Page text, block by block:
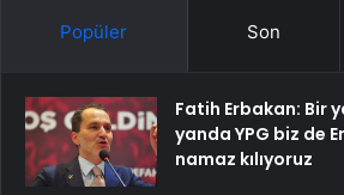
Popüler Son
Fatih Erbakan: Bir
yanda YPG biz de
namaz kılıyoruz